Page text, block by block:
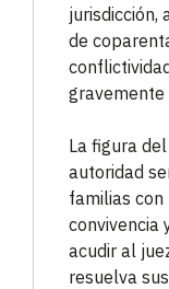
jurisdicción,
de
gravemente
La figura
autoridad
familias
convivencia
acudir al
resuelva